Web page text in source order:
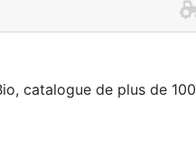
catalogue de plus de 100